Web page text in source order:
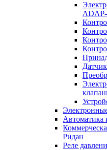
Автоматика
Ридан
Реле